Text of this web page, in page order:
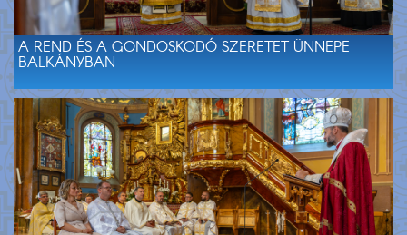
A REND ÉS A GONDOSKODÓ SZERETET ÜNNEPE
BALKÁNYBAN